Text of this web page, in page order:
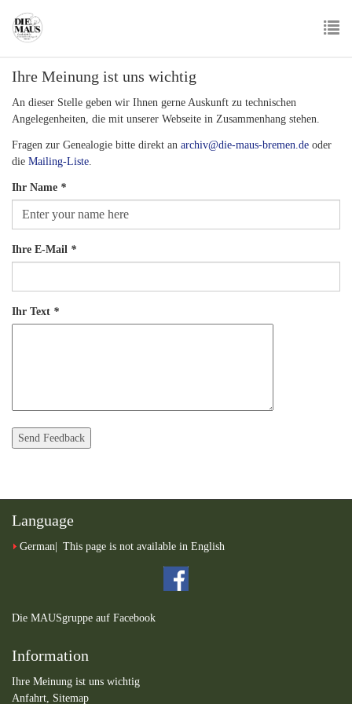
main
Ihre Meinung ist uns wichtig
An dieser Stelle geben wir Ihnen gerne Auskunft zu technischen
Angelegenheiten, die mit unserer Webseite in Zusammenhang stehen.
Fragen zur Genealogie bitte direkt an archiv@die-maus-bremen.de oder
die Mailing-Liste.
Ihr Name *
Ihre E-Mail *
Ihr Text *
Language
German This page is not available in English
Die MAUSgruppe auf Facebook
Information
Ihre Meinung ist uns wichtig
Anfahrt, Sitemap